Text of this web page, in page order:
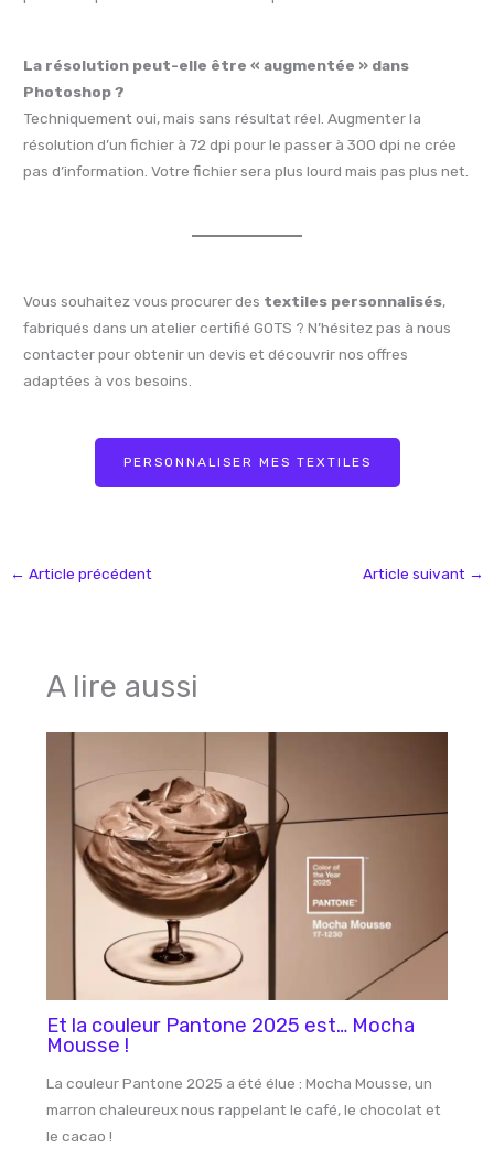
La résolution peut-elle être « augmentée » dans
Photoshop ?
Techniquement oui, mais sans résultat réel. Augmenter la
résolution d’un fichier à 72 dpi pour le passer à 300 dpi ne crée
pas d’information. Votre fichier sera plus lourd mais pas plus net.
Vous souhaitez vous procurer des textiles personnalisés,
fabriqués dans un atelier certifié GOTS ? N’hésitez pas à nous
contacter pour obtenir un devis et découvrir nos offres
adaptées à vos besoins.
PERSONNALISER MES TEXTILES
← Article précédent Article suivant →
A lire aussi
Et la couleur Pantone 2025 est… Mocha
Mousse !
La couleur Pantone 2025 a été élue : Mocha Mousse, un
marron chaleureux nous rappelant le café, le chocolat et
le cacao !